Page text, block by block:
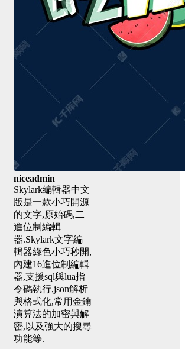
niceadmin
Skylark編輯器中文
版是一款小巧開源
的文字,原始碼,二
進位制編輯
器.Skylark文字編
輯器綠色小巧秒開,
內建16進位制編輯
器,支援sql與lua指
令碼執行,json解析
與格式化,常用金鑰
演算法的加密與解
密,以及強大的搜尋
功能等.